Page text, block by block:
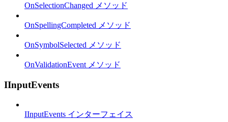
OnSelectionChanged メソッド
OnSpellingCompleted メソッド
OnSymbolSelected メソッド
OnValidationEvent メソッド
IInputEvents
IInputEvents インターフェイス